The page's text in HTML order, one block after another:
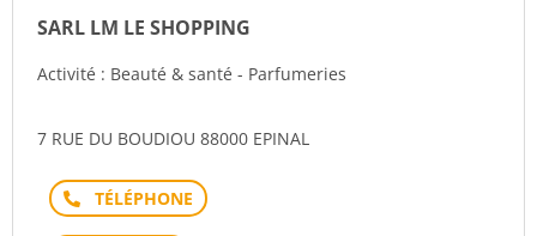
SARL LM LE SHOPPING
Activité : Beauté & santé - Parfumeries
7 RUE DU BOUDIOU 88000 EPINAL
Téléphone